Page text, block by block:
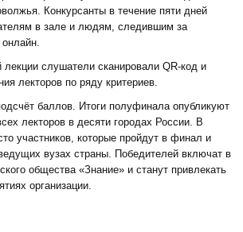
Конкурсанты в течение пяти дней
в зале и людям, следившим за
лекции слушатели сканировали QR-код и
лекторов по ряду критериев.
баллов. Итоги полуфинала опубликуют
лекторов в десяти городах России. В
участников, которые пройдут в финал и
вузах страны. Победителей включат в
общества «Знание» и станут привлекать
организации.